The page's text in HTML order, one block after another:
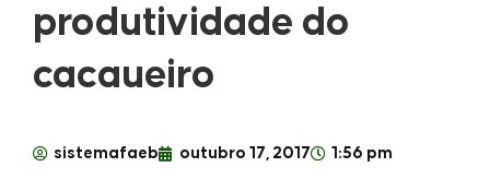
produtividade do
cacaueiro
sistemafaeb outubro 17, 2017 1:56 pm